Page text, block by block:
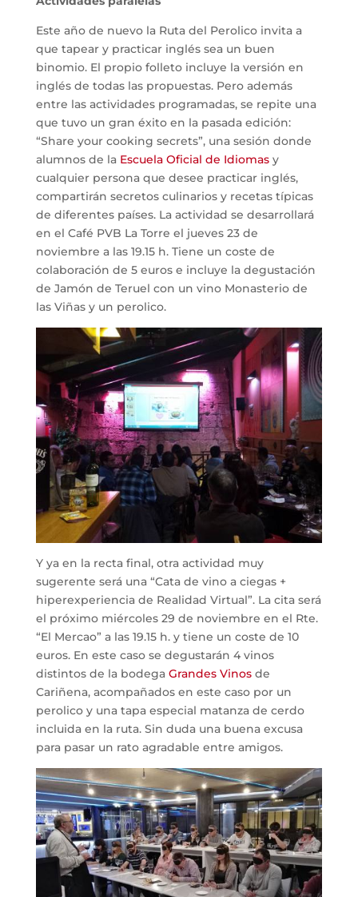
Este año de nuevo la Ruta del Perolico invita a
que tapear y practicar inglés sea un buen
binomio. El propio folleto incluye la versión en
inglés de todas las propuestas. Pero además
entre las actividades programadas, se repite una
que tuvo un gran éxito en la pasada edición:
“Share your cooking secrets”, una sesión donde
alumnos de la Escuela Oficial de Idiomas y
cualquier persona que desee practicar inglés,
compartirán secretos culinarios y recetas típicas
de diferentes países. La actividad se desarrollará
en el Café PVB La Torre el jueves 23 de
noviembre a las 19.15 h. Tiene un coste de
colaboración de 5 euros e incluye la degustación
de Jamón de Teruel con un vino Monasterio de
las Viñas y un perolico.
Y ya en la recta final, otra actividad muy
sugerente será una “Cata de vino a ciegas +
hiperexperiencia de Realidad Virtual”. La cita será
el próximo miércoles 29 de noviembre en el Rte.
“El Mercao” a las 19.15 h. y tiene un coste de 10
euros. En este caso se degustarán 4 vinos
distintos de la bodega Grandes Vinosde
Cariñena, acompañados en este caso por un
perolico y una tapa especial matanza de cerdo
incluida en la ruta. Sin duda una buena excusa
para pasar un rato agradable entre amigos.